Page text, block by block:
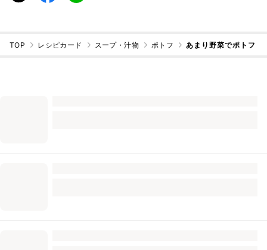
TOP レシピカード スープ・汁物 ポトフ あまり野菜でポトフ